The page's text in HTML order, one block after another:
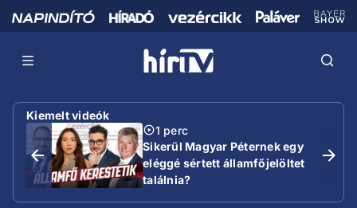
Kiemelt videók
1 perc
Sikerül Magyar Péternek egy
eléggé sértett államfőjelöltet
találnia?